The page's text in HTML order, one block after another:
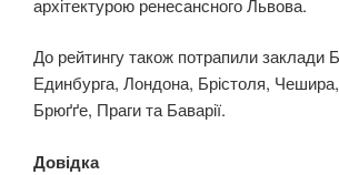
архітектурою ренесансного Львова.
До рейтингу також потрапили заклади
Единбурга, Лондона, Брістоля,
Брюґґе, Праги та Баварії.
Довідка